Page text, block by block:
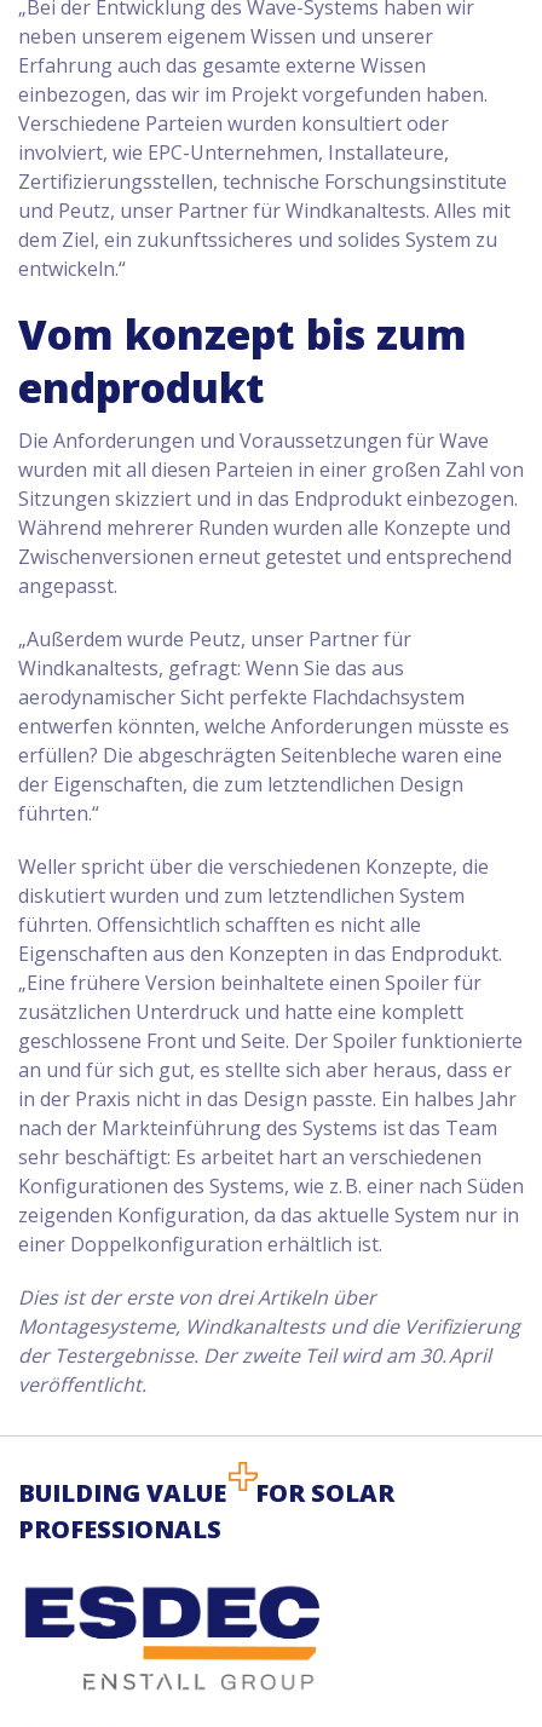
„Bei der Entwicklung des Wave-Systems haben wir
neben unserem eigenem Wissen und unserer
Erfahrung auch das gesamte externe Wissen
einbezogen, das wir im Projekt vorgefunden haben.
Verschiedene Parteien wurden konsultiert oder
involviert, wie EPC-Unternehmen, Installateure,
Zertifizierungsstellen, technische Forschungsinstitute
und Peutz, unser Partner für Windkanaltests. Alles mit
dem Ziel, ein zukunftssicheres und solides System zu
entwickeln.“
Vom konzept bis zum
endprodukt
Die Anforderungen und Voraussetzungen für Wave
wurden mit all diesen Parteien in einer großen Zahl von
Sitzungen skizziert und in das Endprodukt einbezogen.
Während mehrerer Runden wurden alle Konzepte und
Zwischenversionen erneut getestet und entsprechend
angepasst.
„Außerdem wurde Peutz, unser Partner für
Windkanaltests, gefragt: Wenn Sie das aus
aerodynamischer Sicht perfekte Flachdachsystem
entwerfen könnten, welche Anforderungen müsste es
erfüllen? Die abgeschrägten Seitenbleche waren eine
der Eigenschaften, die zum letztendlichen Design
führten.“
Weller spricht über die verschiedenen Konzepte, die
diskutiert wurden und zum letztendlichen System
führten. Offensichtlich schafften es nicht alle
Eigenschaften aus den Konzepten in das Endprodukt.
„Eine frühere Version beinhaltete einen Spoiler für
zusätzlichen Unterdruck und hatte eine komplett
geschlossene Front und Seite. Der Spoiler funktionierte
an und für sich gut, es stellte sich aber heraus, dass er
in der Praxis nicht in das Design passte. Ein halbes Jahr
nach der Markteinführung des Systems ist das Team
sehr beschäftigt: Es arbeitet hart an verschiedenen
Konfigurationen des Systems, wie z. B. einer nach Süden
zeigenden Konfiguration, da das aktuelle System nur in
einer Doppelkonfiguration erhältlich ist.
Dies ist der erste von drei Artikeln über
Montagesysteme, Windkanaltests und die Verifizierung
der Testergebnisse. Der zweite Teil wird am 30. April
veröffentlicht.
BUILDING VALUE
FOR SOLAR
PROFESSIONALS